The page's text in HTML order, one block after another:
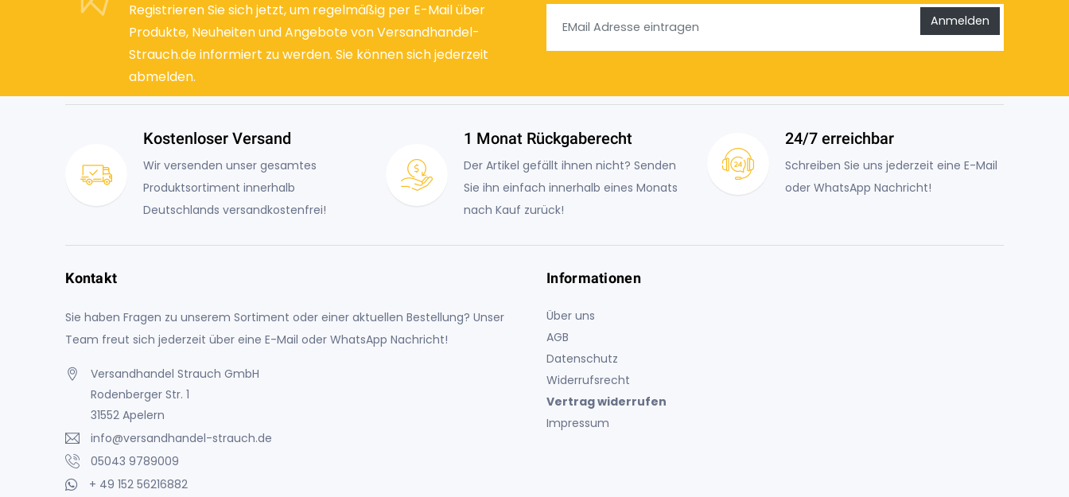
Registrieren Sie sich jetzt, um regelmäßig per E-Mail über
Produkte, Neuheiten und Angebote von Versandhandel-
Strauch.de informiert zu werden. Sie können sich jederzeit
abmelden.
Anmelden
Kostenloser Versand
Wir versenden unser gesamtes
Produktsortiment innerhalb
Deutschlands versandkostenfrei!
1 Monat Rückgaberecht
Der Artikel gefällt ihnen nicht? Senden
Sie ihn einfach innerhalb eines Monats
nach Kauf zurück!
24/7 erreichbar
Schreiben Sie uns jederzeit eine E-Mail
oder WhatsApp Nachricht!
Kontakt
Sie haben Fragen zu unserem Sortiment oder einer aktuellen Bestellung? Unser
Team freut sich jederzeit über eine E-Mail oder WhatsApp Nachricht!
Versandhandel Strauch GmbH
Rodenberger Str. 1
31552 Apelern
info@versandhandel-strauch.de
05043 9789009
+ 49 152 56216882
Informationen
Über uns
AGB
Datenschutz
Widerrufsrecht
Vertrag widerrufen
Impressum